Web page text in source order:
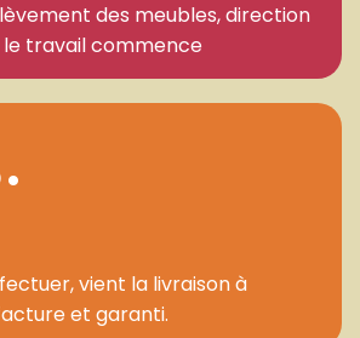
des meubles, direction
travail commence
vient la livraison à
et garanti.